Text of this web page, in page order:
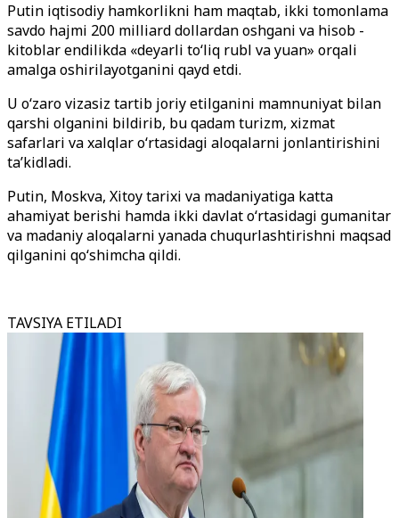
Putin iqtisodiy hamkorlikni ham maqtab, ikki tomonlama
savdo hajmi 200 milliard dollardan oshgani va hisob -
kitoblar endilikda «deyarli to‘liq rubl va yuan» orqali
amalga oshirilayotganini qayd etdi.
U o‘zaro vizasiz tartib joriy etilganini mamnuniyat bilan
qarshi olganini bildirib, bu qadam turizm, xizmat
safarlari va xalqlar o‘rtasidagi aloqalarni jonlantirishini
ta’kidladi.
Putin, Moskva, Xitoy tarixi va madaniyatiga katta
ahamiyat berishi hamda ikki davlat o‘rtasidagi gumanitar
va madaniy aloqalarni yanada chuqurlashtirishni maqsad
qilganini qo‘shimcha qildi.
TAVSIYA ETILADI